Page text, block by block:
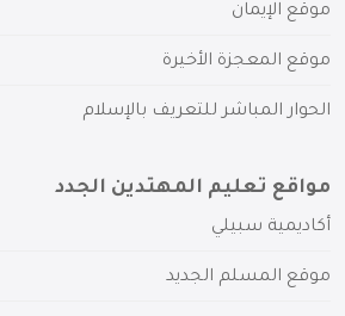
موقع الإيمان
موقع المعجزة الأخيرة
الحوار المباشر للتعريف بالإسلام
مواقع تعليم المهتدين الجدد
أكاديمية سبيلي
موقع المسلم الجديد